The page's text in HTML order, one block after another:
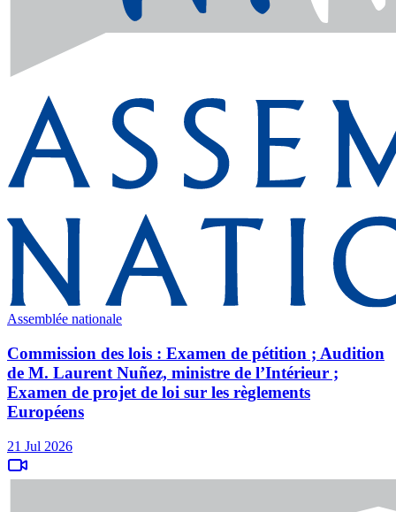
Assemblée nationale
Commission des lois : Examen de pétition ; Audition
de M. Laurent Nuñez, ministre de l’Intérieur ;
Examen de projet de loi sur les règlements
Européens
21 Jul 2026